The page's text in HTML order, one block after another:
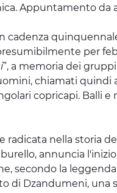
Appuntamento da
cadenza
per
”, a memoria dei
chiamati
copricapi. Balli
radicata nella storia
annuncia
secondo la
Dzandumeni, una